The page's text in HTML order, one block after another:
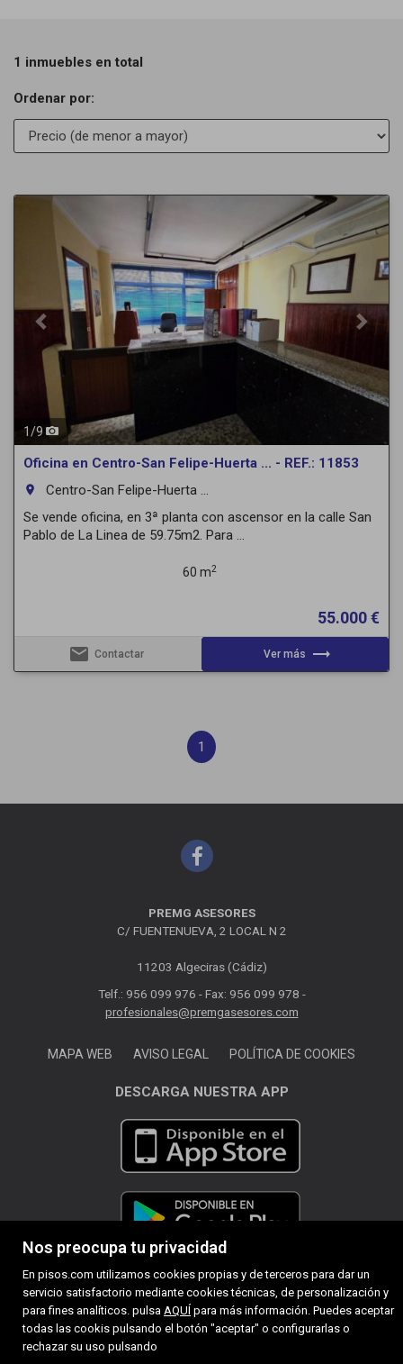
Nos preocupa tu privacidad
En pisos.com utilizamos cookies propias y de terceros para dar un
servicio satisfactorio mediante cookies técnicas, de personalización y
para fines analíticos. pulsa AQUÍ para más información. Puedes aceptar
todas las cookis pulsando el botón "aceptar" o configurarlas o
rechazar su uso pulsando
1 inmuebles en total
Ordenar por:
Previous Next
1/9
Oficina en Centro-San Felipe-Huerta ... - REF.: 11853
room
Centro-San Felipe-Huerta ...
Se vende oficina, en 3ª planta con ascensor en la calle San
Pablo de La Linea de 59.75m2. Para ...
60 m2
55.000 €
email Contactar Ver más trending_flat
1
PREMG ASESORES
C/ FUENTENUEVA, 2 LOCAL N 2
11203 Algeciras (Cádiz)
Telf.: 956 099 976 - Fax: 956 099 978 -
profesionales@premgasesores.com
MAPA WEB AVISO LEGAL POLÍTICA DE COOKIES
DESCARGA NUESTRA APP